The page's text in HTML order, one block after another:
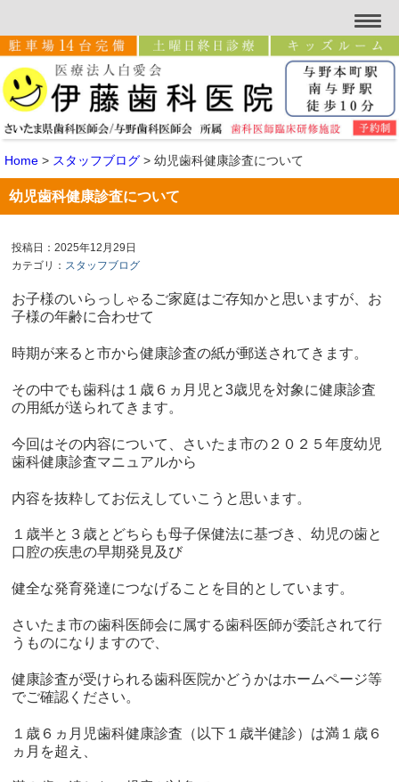
Home > スタッフブログ > 幼児歯科健康診査について
幼児歯科健康診査について
投稿日：2025年12月29日
カテゴリ： スタッフブログ
お子様のいらっしゃるご家庭はご存知かと思いますが、お
子様の年齢に合わせて
時期が来ると市から健康診査の紙が郵送されてきます。
その中でも歯科は１歳６ヵ月児と3歳児を対象に健康診査
の用紙が送られてきます。
今回はその内容について、さいたま市の２０２５年度幼児
歯科健康診査マニュアルから
内容を抜粋してお伝えしていこうと思います。
１歳半と３歳とどちらも母子保健法に基づき、幼児の歯と
口腔の疾患の早期発見及び
健全な発育発達につなげることを目的としています。
さいたま市の歯科医師会に属する歯科医師が委託されて行
うものになりますので、
健康診査が受けられる歯科医院かどうかはホームページ等
でご確認ください。
１歳６ヵ月児歯科健康診査（以下１歳半健診）は満１歳６
ヵ月を超え、